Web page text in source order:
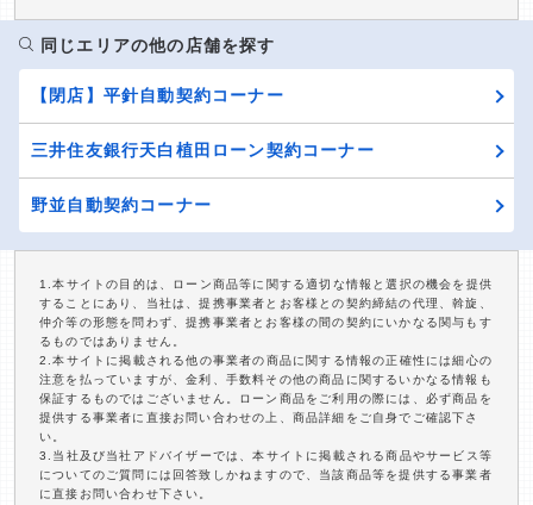
同じエリアの他の店舗を探す
【閉店】平針自動契約コーナー
三井住友銀行天白植田ローン契約コーナー
野並自動契約コーナー
1.本サイトの目的は、ローン商品等に関する適切な情報と選択の機会を提供
することにあり、当社は、提携事業者とお客様との契約締結の代理、斡旋、
仲介等の形態を問わず、提携事業者とお客様の間の契約にいかなる関与もす
るものではありません。
2.本サイトに掲載される他の事業者の商品に関する情報の正確性には細心の
注意を払っていますが、金利、手数料その他の商品に関するいかなる情報も
保証するものではございません。ローン商品をご利用の際には、必ず商品を
提供する事業者に直接お問い合わせの上、商品詳細をご自身でご確認下さ
い。
3.当社及び当社アドバイザーでは、本サイトに掲載される商品やサービス等
についてのご質問には回答致しかねますので、当該商品等を提供する事業者
に直接お問い合わせ下さい。